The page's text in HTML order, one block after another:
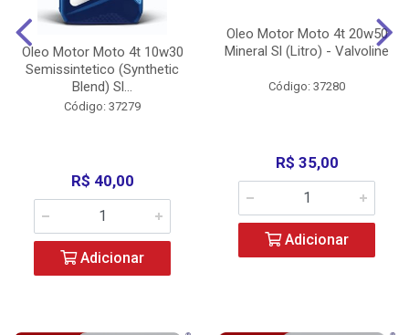
Oleo Motor Moto 4t 10w30
Semissintetico (Synthetic
Blend) Sl...
Código: 37279
R$ 40,00
Adicionar
Oleo Motor Moto 4t 20w50
Mineral Sl (Litro) - Valvoline
Código: 37280
R$ 35,00
Adicionar